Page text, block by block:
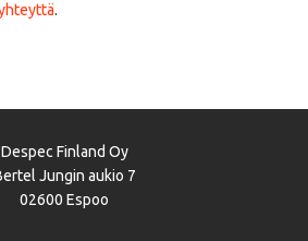
.
Despec Finland Oy
Jungin aukio 7
02600 Espoo